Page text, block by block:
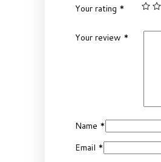
Your rating *
Your review *
Name *
Email *